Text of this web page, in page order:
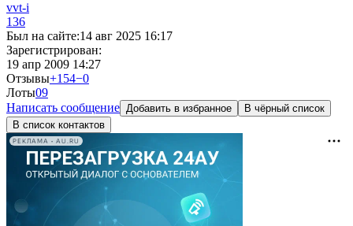
vvt-i
136
Был на сайте:14 авг 2025 16:17
Зарегистрирован:
19 апр 2009 14:27
Отзывы+154−0
Лоты09
Написать сообщение Добавить в избранное
В чёрный список
В список контактов
РЕКЛАМА • AU.RU